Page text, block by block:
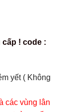
! code :
yết ( Không
các vùng lân